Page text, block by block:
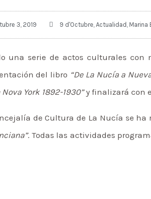
3, 2019 9 d'Octubre Actualidad Marina
una serie de actos culturales con
del libro “De La Nucía a
York 1892-1930”y finalizará con
de Cultura de La Nucía se
Todas las actividades